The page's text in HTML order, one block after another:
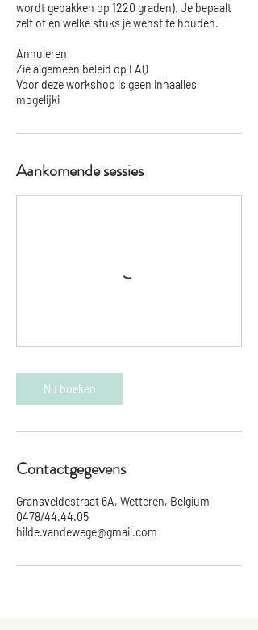
wordt gebakken op 1220 graden). Je bepaalt
zelf of en welke stuks je wenst te houden.
Annuleren
Zie algemeen beleid op FAQ
Voor deze workshop is geen inhaalles
mogelijki
Aankomende sessies
Nu boeken
Contactgegevens
Gransveldestraat 6A, Wetteren, Belgium
0478/44.44.05
hilde.vandewege@gmail.com